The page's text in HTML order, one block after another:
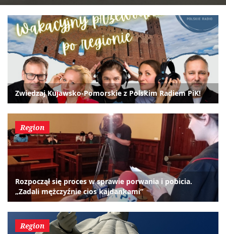
Zwiedzaj Kujawsko-Pomorskie z Polskim Radiem PiK!
Region
Rozpoczął się proces w sprawie porwania i pobicia.
„Zadali mężczyźnie cios kajdankami”
Region